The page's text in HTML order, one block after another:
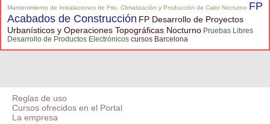
Mantenimiento de Instalaciones de Frio, Climatización y Producción de Calor Nocturno FP
Acabados de Construcción FP Desarrollo de Proyectos
Urbanísticos y Operaciones Topográficas Nocturno Pruebas Libres
Desarrollo de Productos Electrónicos cursos Barcelona
Reglas de uso
Cursos ofrecidos en el Portal
La empresa